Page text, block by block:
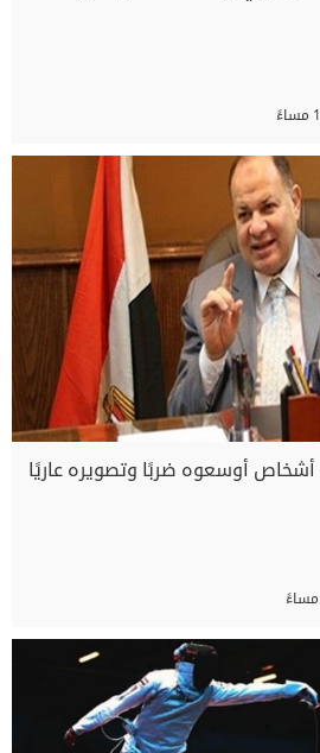
الصدفة تنقذ طالبًا من 5 أشخاص أوسعوه ضربًا وتصويره عاريًا